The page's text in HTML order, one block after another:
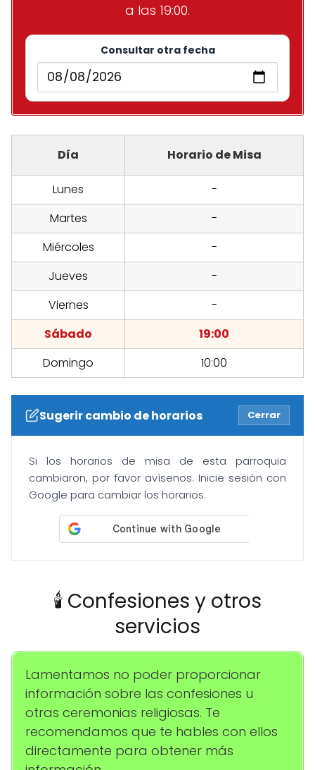
a las 19:00.
Consultar otra fecha
Día Horario de Misa
Lunes
-
Martes
-
Miércoles
-
Jueves
-
Viernes
-
Sábado
19:00
Domingo
10:00
Sugerir cambio de horarios Cerrar
Si los horarios de misa de esta parroquia
cambiaron, por favor avísenos. Inicie sesión con
Google para cambiar los horarios.
🕯️ Confesiones y otros
servicios
Lamentamos no poder proporcionar
información sobre las confesiones u
otras ceremonias religiosas. Te
recomendamos que te hables con ellos
directamente para obtener más